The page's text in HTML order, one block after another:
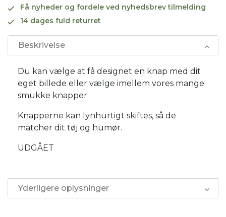
Få nyheder og fordele ved nyhedsbrev tilmelding
14 dages fuld returret
Beskrivelse
Du kan vælge at få designet en knap med dit
eget billede eller vælge imellem vores mange
smukke knapper.
Knapperne kan lynhurtigt skiftes, så de
matcher dit tøj og humør.
UDGÅET
Yderligere oplysninger